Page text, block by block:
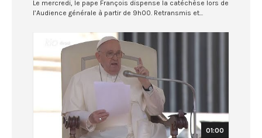
Le mercredi, le pape François dispense la catéchèse lors de
l’Audience générale à partir de 9h00. Retransmis et...
01:00